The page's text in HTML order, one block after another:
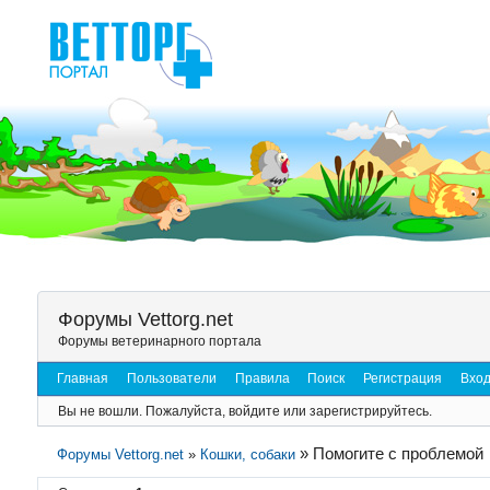
Форумы Vettorg.net
Форумы ветеринарного портала
Главная Пользователи Правила Поиск Регистрация Вход
Вы не вошли. Пожалуйста, войдите или зарегистрируйтесь.
Форумы Vettorg.net » Кошки, собаки » Помогите с проблемой